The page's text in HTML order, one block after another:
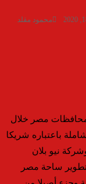
محمود مقلد
محافظات مصر خلال
باعتباره شريكا
نيو بلان
ساحة مصر